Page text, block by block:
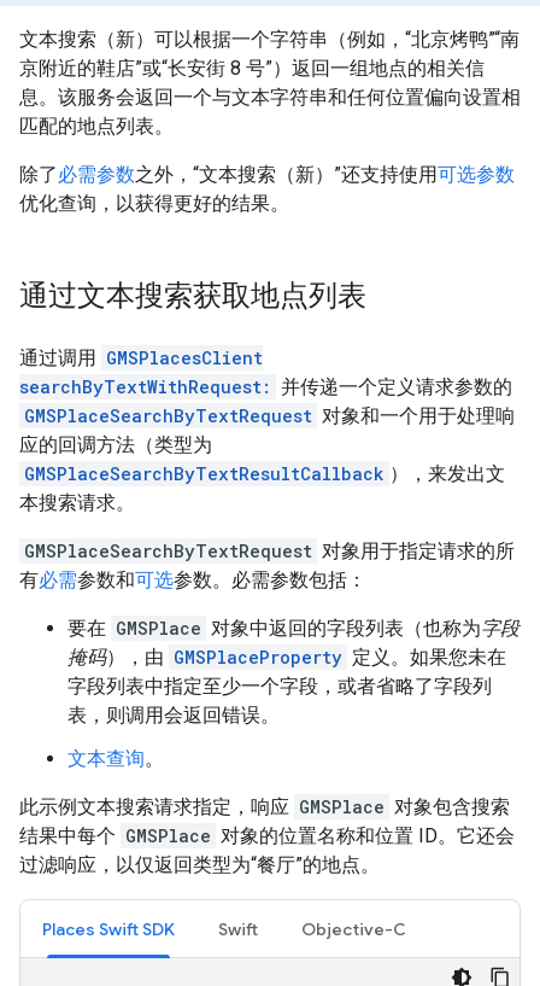
文本搜索（新）可以根据一个字符串（例如，“北京烤鸭”“南
京附近的鞋店”或“长安街 8 号”）返回一组地点的相关信
息。该服务会返回一个与文本字符串和任何位置偏向设置相
匹配的地点列表。
除了必需参数之外，“文本搜索（新）”还支持使用可选参数
优化查询，以获得更好的结果。
通过文本搜索获取地点列表
通过调用 GMSPlacesClient
searchByTextWithRequest: 并传递一个定义请求参数的
GMSPlaceSearchByTextRequest 对象和一个用于处理响
应的回调方法（类型为
GMSPlaceSearchByTextResultCallback ），来发出文
本搜索请求。
GMSPlaceSearchByTextRequest 对象用于指定请求的所
有必需参数和可选参数。必需参数包括：
要在 GMSPlace 对象中返回的字段列表（也称为字段
掩码），由 GMSPlaceProperty 定义。如果您未在
字段列表中指定至少一个字段，或者省略了字段列
表，则调用会返回错误。
文本查询。
此示例文本搜索请求指定，响应 GMSPlace 对象包含搜索
结果中每个 GMSPlace 对象的位置名称和位置 ID。它还会
过滤响应，以仅返回类型为“餐厅”的地点。
Places Swift SDK Swift Objective-C